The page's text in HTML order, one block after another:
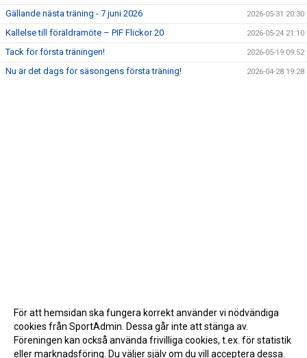
Gällande nästa träning - 7 juni 2026 2026-05-31 20:30
Kallelse till föräldramöte – PIF Flickor 20 2026-05-24 21:10
Tack för första träningen! 2026-05-19 09:52
Nu är det dags för säsongens första träning! 2026-04-28 19:28
För att hemsidan ska fungera korrekt använder vi nödvändiga
cookies från SportAdmin. Dessa går inte att stänga av.
Föreningen kan också använda frivilliga cookies, t.ex. för statistik
eller marknadsföring. Du väljer själv om du vill acceptera dessa.